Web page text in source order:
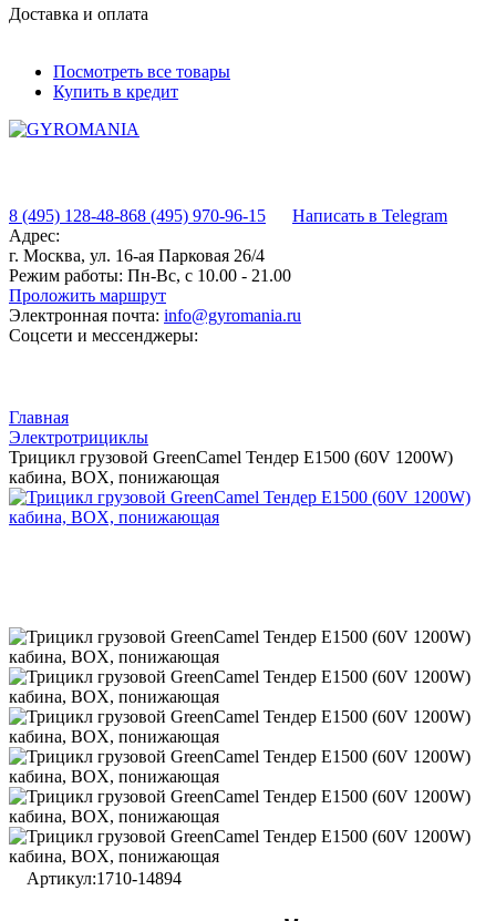
Доставка и оплата
Посмотреть все товары
Купить в кредит
8 (495) 128-48-868 (495) 970-96-15
Написать в Telegram
Адрес:
г. Москва, ул. 16-ая Парковая 26/4
Режим работы: Пн-Вс, с 10.00 - 21.00
Проложить маршрут
Электронная почта: info@gyromania.ru
Соцсети и мессенджеры:
Главная
Электротрициклы
Трицикл грузовой GreenCamel Тендер E1500 (60V 1200W)
кабина, BOX, понижающая
Артикул:1710-14894